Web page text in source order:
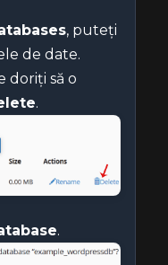
, puteți
de date.
doriți să o
.
.